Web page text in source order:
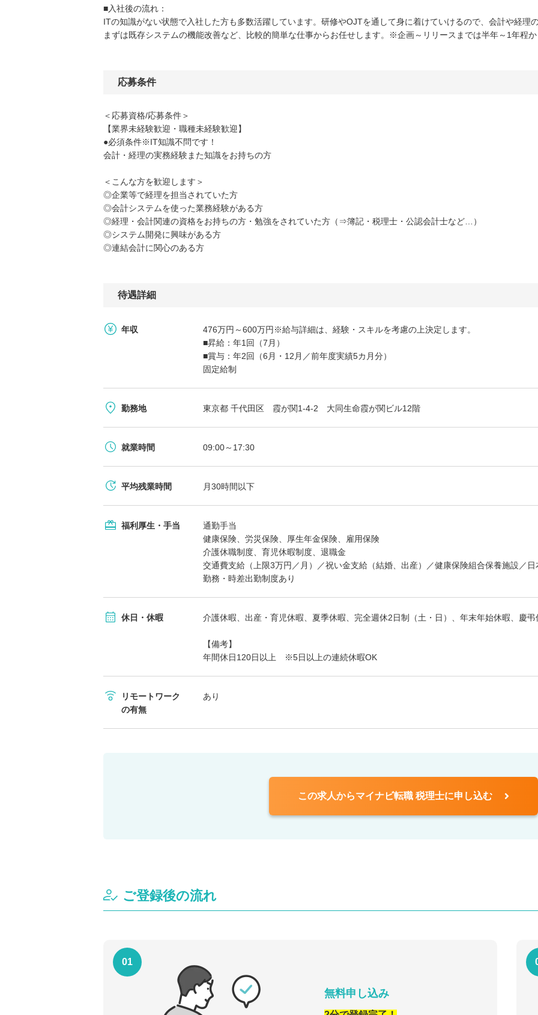
■入社後の流れ：
ITの知識がない状態で入社した方も多数活躍しています。研修やOJTを通して身に着けていけるので、会計や経理
まずは既存システムの機能改善など、比較的簡単な仕事からお任せします。※企画～リリースまでは半年～1年程
応募条件
＜応募資格/応募条件＞
【業界未経験歓迎・職種未経験歓迎】
●必須条件※IT知識不問です！
会計・経理の実務経験また知識をお持ちの方
＜こんな方を歓迎します＞
◎企業等で経理を担当されていた方
◎会計システムを使った業務経験がある方
◎経理・会計関連の資格をお持ちの方・勉強をされていた方（⇒簿記・税理士・公認会計士など…）
◎システム開発に興味がある方
◎連結会計に関心のある方
待遇詳細
年収
476万円～600万円※給与詳細は、経験・スキルを考慮の上決定します。
■昇給：年1回（7月）
■賞与：年2回（6月・12月／前年度実績5カ月分）
固定給制
勤務地 東京都 千代田区 霞が関1-4-2 大同生命霞が関ビル12階
就業時間 09:00～17:30
平均残業時間 月30時間以下
福利厚生・手当
通勤手当
健康保険、労災保険、厚生年金保険、雇用保険
介護休職制度、育児休暇制度、退職金
交通費支給（上限3万円／月）／祝い金支給（結婚、出産）／健康保険組合保養施設／
勤務・時差出勤制度あり
休日・休暇 介護休暇、出産・育児休暇、夏季休暇、完全週休2日制（土・日）、年末年始休暇、慶
【備考】
年間休日120日以上 ※5日以上の連続休暇OK
リモートワーク
の有無
あり
この求人からマイナビ転職 税理士に申し込む
ご登録後の流れ
01
無料申し込み